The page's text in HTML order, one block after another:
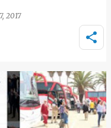
2017